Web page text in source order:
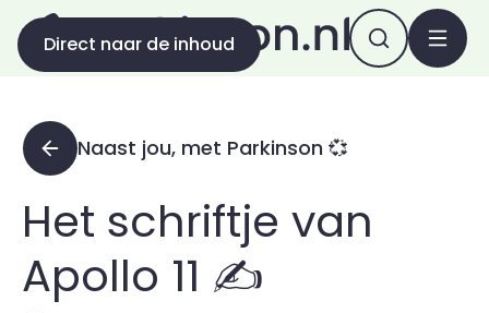
Direct naar de inhoud
Naast jou, met Parkinson 💞
Het schriftje van
Apollo 11 ✍️